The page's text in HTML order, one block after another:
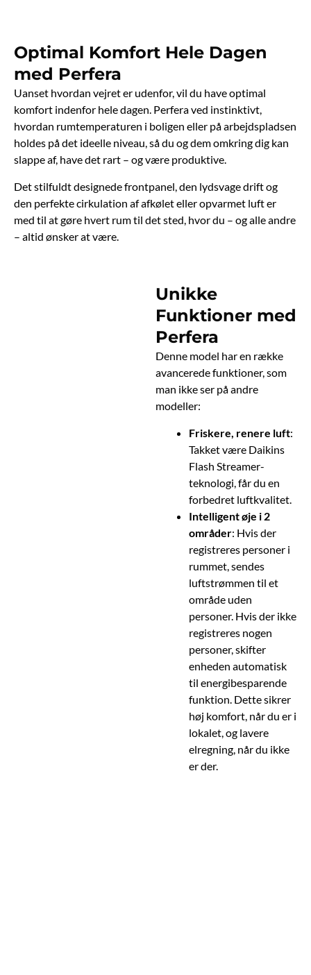
Optimal Komfort Hele Dagen
med Perfera
Uanset hvordan vejret er udenfor, vil du have optimal
komfort indenfor hele dagen. Perfera ved instinktivt,
hvordan rumtemperaturen i boligen eller på arbejdspladsen
holdes på det ideelle niveau, så du og dem omkring dig kan
slappe af, have det rart – og være produktive.
Det stilfuldt designede frontpanel, den lydsvage drift og
den perfekte cirkulation af afkølet eller opvarmet luft er
med til at gøre hvert rum til det sted, hvor du – og alle andre
– altid ønsker at være.
Unikke
Funktioner med
Perfera
Denne model har en række
avancerede funktioner, som
man ikke ser på andre
modeller:
Friskere, renere luft:
Takket være Daikins
Flash Streamer-
teknologi, får du en
forbedret luftkvalitet.
Intelligent øje i 2
områder: Hvis der
registreres personer i
rummet, sendes
luftstrømmen til et
område uden
personer. Hvis der ikke
registreres nogen
personer, skifter
enheden automatisk
til energibesparende
funktion. Dette sikrer
høj komfort, når du er i
lokalet, og lavere
elregning, når du ikke
er der.